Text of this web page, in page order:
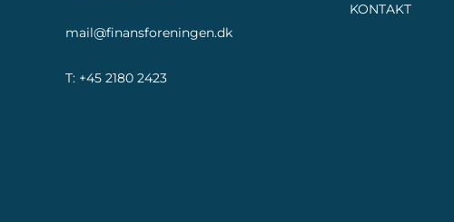
mail@finansforeningen.dk
T: +45 2180 2423
KONTAKT